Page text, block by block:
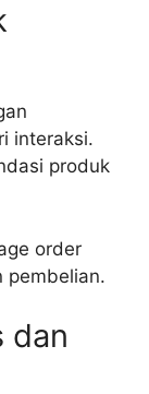
interaksi.
produk
order
pembelian.
dan